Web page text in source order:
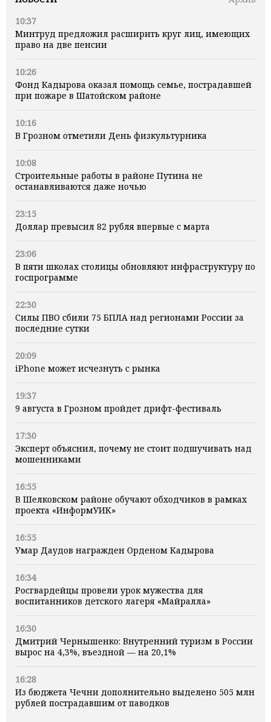
10:37
Минтруд предложил расширить круг лиц, имеющих
право на две пенсии
10:26
Фонд Кадырова оказал помощь семье, пострадавшей
при пожаре в Шатойском районе
10:16
В Грозном отметили День физкультурника
10:08
Строительные работы в районе Путина не
останавливаются даже ночью
23:15
Доллар превысил 82 рубля впервые с марта
23:06
В пяти школах столицы обновляют инфраструктуру по
госпрограмме
22:30
Силы ПВО сбили 75 БПЛА над регионами России за
последние сутки
20:09
iPhone может исчезнуть с рынка
19:37
9 августа в Грозном пройдет дрифт-фестиваль
17:30
Эксперт объяснил, почему не стоит подшучивать над
мошенниками
16:55
В Шелковском районе обучают обходчиков в рамках
проекта «ИнформУИК»
16:55
Умар Даудов награжден Орденом Кадырова
16:34
Росгвардейцы провели урок мужества для
воспитанников детского лагеря «Майралла»
16:30
Дмитрий Чернышенко: Внутренний туризм в России
вырос на 4,3%, въездной — на 20,1%
16:28
Из бюджета Чечни дополнительно выделено 505 млн
рублей пострадавшим от паводков